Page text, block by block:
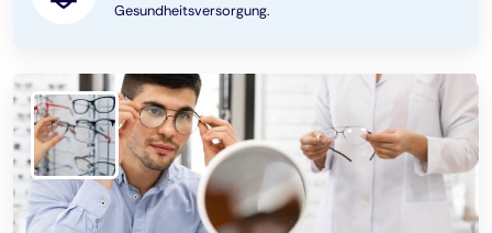
Gesundheitsversorgung.